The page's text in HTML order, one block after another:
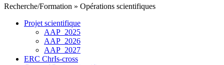
Recherche/Formation » Opérations scientifiques
Projet scientifique
AAP_2025
AAP_2026
AAP_2027
ERC ChrIs-cross